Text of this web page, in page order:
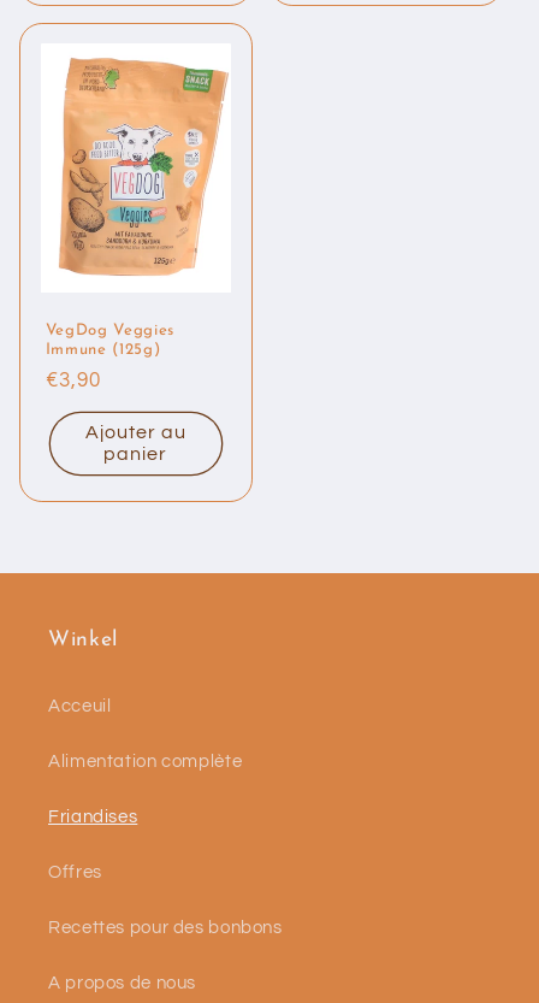
VegDog Veggies
Immune (125g)
Prix
habituel
€3,90
Ajouter au
panier
Winkel
Acceuil
Alimentation complète
Friandises
Offres
Recettes pour des bonbons
A propos de nous